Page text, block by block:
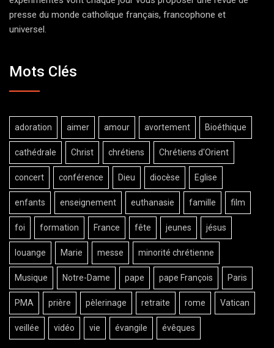
presse du monde catholique français, francophone et
universel.
Mots Clés
adoration aimer amour avortement Bioéthique
cathédrale Christ chrétiens Chrétiens d'Orient
concert conférence Dieu diocèse Eglise
enfants enseignement euthanasie famille film
foi formation France fête jeunes jésus
louange Marie messe minorité chrétienne
Musique Notre-Dame pape pape François Paris
PMA prière pèlerinage retraite rome Vatican
veillée vidéo vie évangile évêques